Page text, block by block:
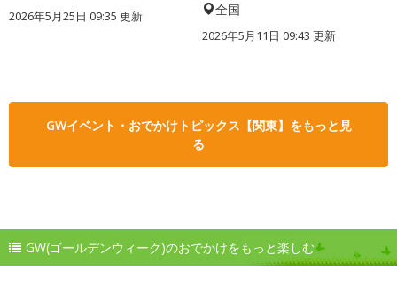
2026年5月25日 09:35 更新 全国
2026年5月11日 09:43 更新
GWイベント・おでかけトピックス【関東】をもっと見
る
GW(ゴールデンウィーク)のおでかけをもっと楽しむ